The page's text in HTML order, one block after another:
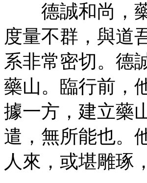
德誠和尚，藥
度量不群，與道
系非常密切。德
藥山。臨行前，
據一方，建立藥
遣，無所能也。
人來，或堪雕琢